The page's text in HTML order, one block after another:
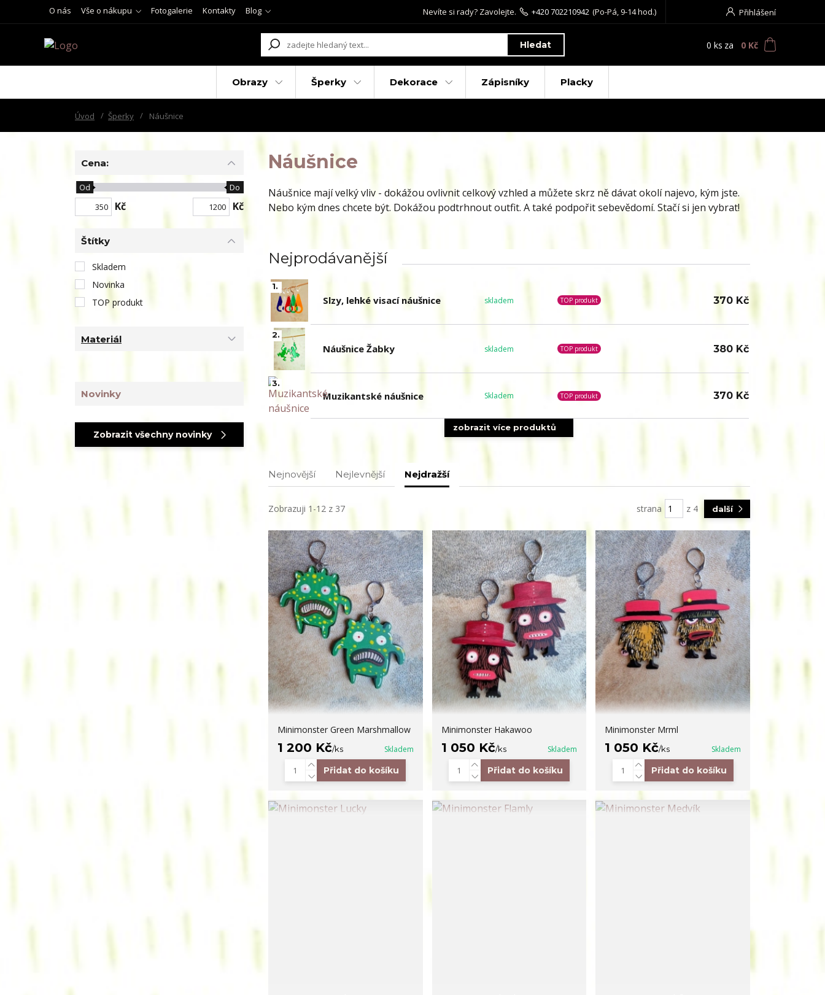
O nás Vše o nákupu Fotogalerie Kontakty Blog Přihlášení
Hledat
Nevíte si rady? Zavolejte. +420 702210942 (Po-Pá, 9-14 hod.)
0 ks za 0 Kč
Obrazy Šperky Dekorace Zápisníky Placky
Úvod Šperky Náušnice
Náušnice
Náušnice mají velký vliv - dokážou ovlivnit celkový vzhled a můžete skrz ně dávat okolí najevo, kým jste.
Nebo kým dnes chcete být. Dokážou podtrhnout outfit. A také podpořit sebevědomí. Stačí si jen vybrat!
Nejprodávanější
1.
Slzy, lehké visací náušnice skladem TOP produkt 370 Kč
2.
Náušnice Žabky skladem TOP produkt 380 Kč
3.
Muzikantské náušnice Skladem TOP produkt 370 Kč
zobrazit více produktů
Nejnovější Nejlevnější Nejdražší
Zobrazuji 1-12 z 37 strana z 4 další
Minimonster Green Marshmallow
1 200 Kč/ks Skladem
Přidat do košíku
Minimonster Hakawoo
1 050 Kč/ks Skladem
Přidat do košíku
Minimonster Mrml
1 050 Kč/ks Skladem
Přidat do košíku
Cena:
Kč
Od Do
Kč
Štítky
Skladem
Novinka
TOP produkt
Materiál
Novinky
Zobrazit všechny novinky